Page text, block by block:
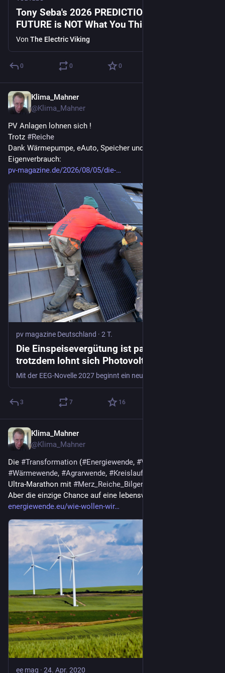
Tony Seba's 2026 PREDICTIONS - The
FUTURE is NOT What You Think...
Von The Electric Viking
0 0 0
Klima_Mahner
@Klima_Mahner
PV Anlagen lohnen sich !
Trotz #Reiche
Dank Wärmepumpe, eAuto, Speicher und maximierten
Eigenverbrauch:
pv-magazine.de/2026/08/05/die-
pv magazine Deutschland · 2 T.
Die Einspeisevergütung ist passé und
trotzdem lohnt sich Photovoltaik weiter - pv
magazine Deutschland
3 7 16
Klima_Mahner
@Klima_Mahner
Die #Transformation (#Energiewende, #Verkehrswende
#Wärmewende, #Agrarwende, #Kreislaufwirtschaft
Ultra-Marathon mit #Merz_Reiche_Bilger
Aber die einzige Chance auf eine lebenswerte Zukunft:
energiewende.eu/wie-wollen-wir
ee mag · 24. Apr. 2020